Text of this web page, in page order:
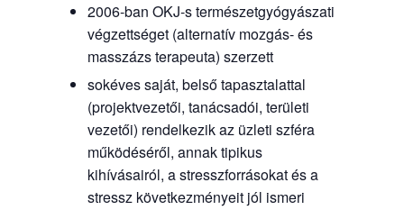
2006-ban OKJ-s természetgyógyászati
végzettséget (alternatív mozgás- és
masszázs terapeuta) szerzett
sokéves saját, belső tapasztalattal
(projektvezetői, tanácsadói, területi
vezetői) rendelkezik az üzleti szféra
működéséről, annak tipikus
kihívásairól, a stresszforrásokat és a
stressz következményeit jól ismeri